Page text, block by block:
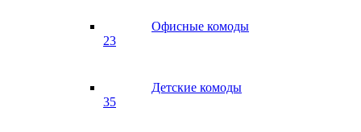
Офисные комоды
23
Детские комоды
35